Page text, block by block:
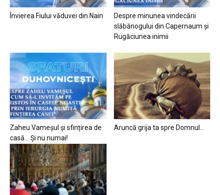
Învierea Fiului văduvei din Nain
Despre minunea vindecării
slăbănogului din Capernaum și
Rugăciunea inimii
Zaheu Vameșul și sfințirea de
casă… Și nu numai!
Aruncă grija ta spre Domnul…